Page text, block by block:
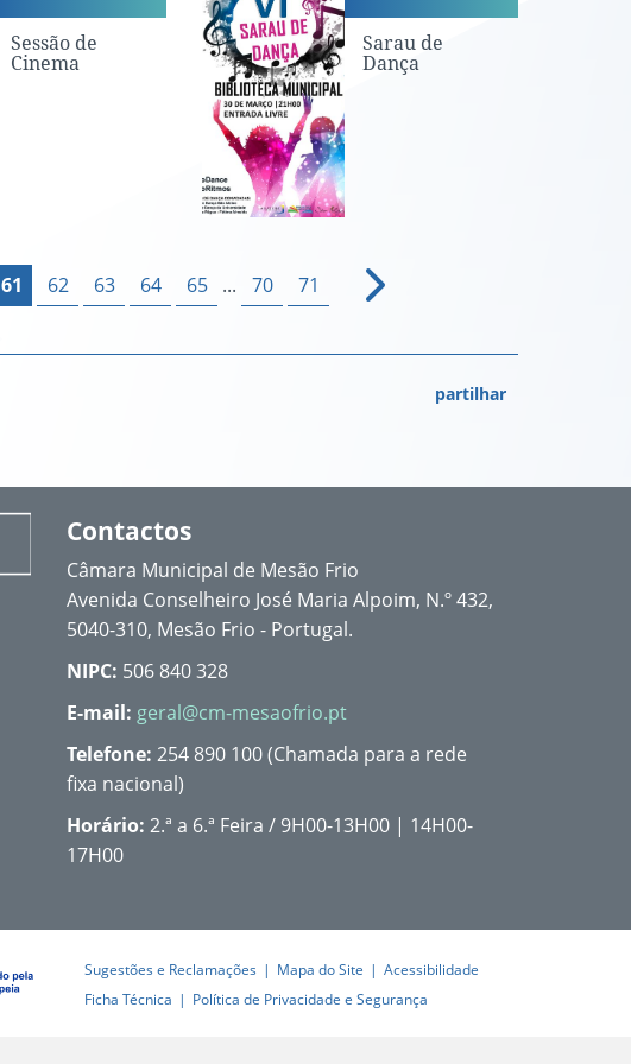
Sessão de
Cinema
Sarau de
Dança
61 62 63 64 65 ... 70 71
partilhar
Contactos
Câmara Municipal de Mesão Frio
Avenida Conselheiro José Maria Alpoim, N.º 432,
5040-310, Mesão Frio - Portugal.
NIPC: 506 840 328
E-mail: geral@cm-mesaofrio.pt
Telefone: 254 890 100 (Chamada para a rede
fixa nacional)
Horário:2.ª a 6.ª Feira / 9H00-13H00 | 14H00-
17H00
Sugestões e Reclamações Mapa do Site
Acessibilidade
Ficha Técnica
Política de Privacidade e Segurança